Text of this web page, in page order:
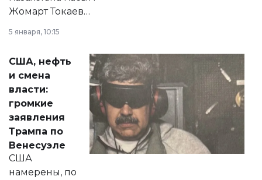
Жомарт Токаев
сразу несколько
актуальных тем —
от слухов о
политических
реформах до
вопросов армии,
экономики и
личного здоровья.
5 января, 10:15
США, нефть
и смена
власти:
громкие
заявления
Трампа по
Венесуэле
США
намерены, по